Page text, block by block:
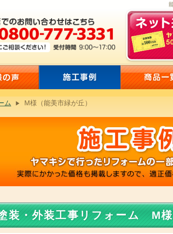
ム M様（能美市緑が丘）
装・外装工事リフォーム M